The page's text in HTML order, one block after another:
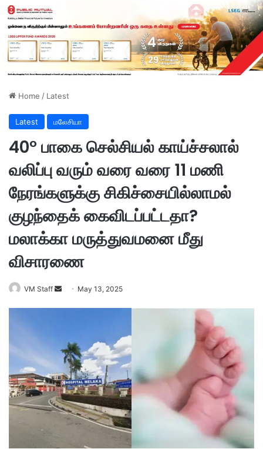
Home / Latest
Latest மலேசியா
40° பாகை செல்சியல் காய்ச்சலால்
வலிப்பு வரும் வரை வரை 11 மணி
நேரங்களுக்கு சிகிச்சையில்லாமல்
குழந்தைக் கைவிடப்பட்டதா?
மலாக்கா மருத்துவமனை மீது
விசாரணை
VM Staff
n
e
m
a
i
May 13, 2025